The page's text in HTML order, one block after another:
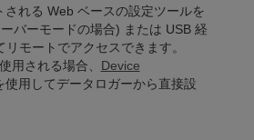
れる Web ベースの設定ツールを
バーモードの場合) または USB 経
モートでアクセスできます。
用される場合、 Device
使用してデータロガーから直接設